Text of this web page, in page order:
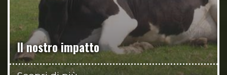
Il nostro impatto